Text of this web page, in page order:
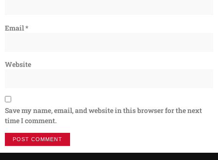
Email*
Website
Save my name, email, and website in this browser for the next
time I comment.